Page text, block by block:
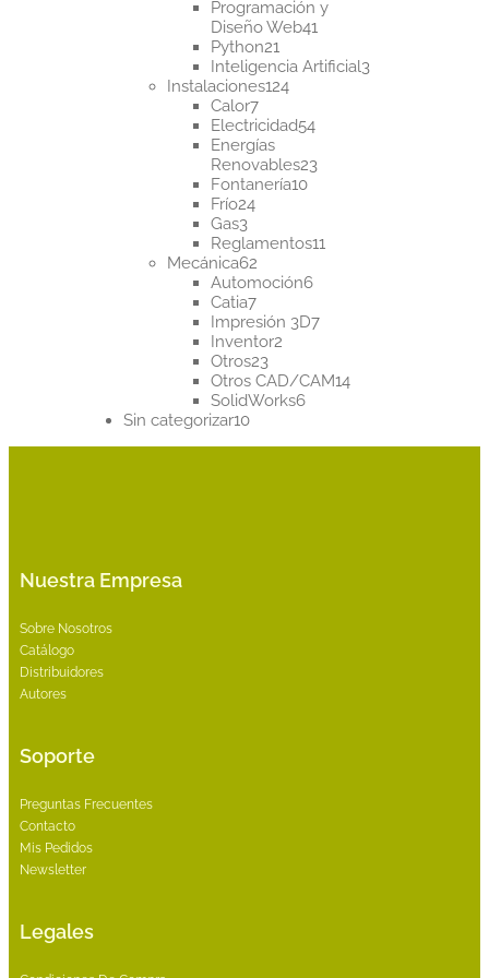
Programación y
Diseño Web4141
Python2121
productos
Inteligencia Artificial33
Instalaciones124124
Calor77
productos
Electricidad5454
Energías
Renovables2323
Fontanería1010
Frío2424
Gas33
productos
Reglamentos1111
Mecánica6262
productos
Automoción66
Catia77
productos
Impresión 3D77
Inventor22
Otros2323
productos
Otros CAD/CAM1414
SolidWorks66
Sin categorizar1010
Nuestra Empresa
Sobre Nosotros
Catálogo
Distribuidores
Autores
Soporte
Preguntas Frecuentes
Contacto
Mis Pedidos
Newsletter
Legales